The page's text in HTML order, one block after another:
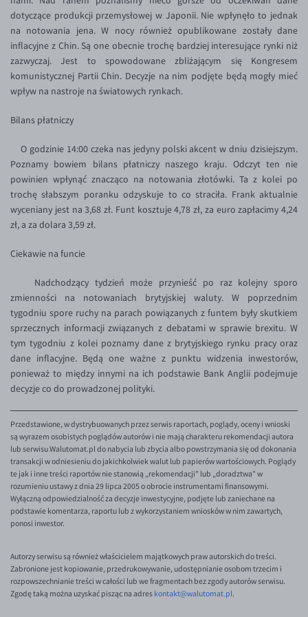
Inne pary walutowe
AUD/PLN
BGN/PLN
CAD/PLN
HKD/PLN
HUF/PLN
ILS/PLN
JPY/PLN
NZD/PLN
SGD/PLN
TRY/PLN
EUR/USD
EUR/GBP
EUR/CHF
EUR/CZK
EUR/DKK
EUR/NOK
EUR/SEK
EUR/AUD
EUR/BGN
EUR/CNY
EUR/HKD
EUR/HUF
Aplikacja mobilna
Bezpieczeństwo
Pomoc
Pomoc
Konto i opłaty
Wymiana walut
Banki i przelewy
Przelewy zagraniczne
Słowniczek
KONTAKT
Kontakt
Dla mediów
PL
dotyczące produkcji przemysłowej w Japonii. Nie wpłynęło to jednak
na notowania jena. W nocy również opublikowane zostały dane
inflacyjne z Chin. Są one obecnie trochę bardziej interesujące rynki niż
zazwyczaj. Jest to spowodowane zbliżającym się Kongresem
komunistycznej Partii Chin. Decyzje na nim podjęte będą mogły mieć
wpływ na nastroje na światowych rynkach.
Bilans płatniczy
O godzinie 14:00 czeka nas jedyny polski akcent w dniu dzisiejszym.
Poznamy bowiem bilans płatniczy naszego kraju. Odczyt ten nie
powinien wpłynąć znacząco na notowania złotówki. Ta z kolei po
trochę słabszym poranku odzyskuje to co straciła. Frank aktualnie
wyceniany jest na 3,68 zł. Funt kosztuje 4,78 zł, za euro zapłacimy 4,24
zł, a za dolara 3,59 zł.
Ciekawie na funcie
Nadchodzący tydzień może przynieść po raz kolejny sporo
zmienności na notowaniach brytyjskiej waluty. W poprzednim
tygodniu spore ruchy na parach powiązanych z funtem były skutkiem
sprzecznych informacji związanych z debatami w sprawie brexitu. W
tym tygodniu z kolei poznamy dane z brytyjskiego rynku pracy oraz
dane inflacyjne. Będą one ważne z punktu widzenia inwestorów,
ponieważ to między innymi na ich podstawie Bank Anglii podejmuje
decyzje co do prowadzonej polityki.
Przedstawione, w dystrybuowanych przez serwis raportach, poglądy, oceny i wnioski
są wyrazem osobistych poglądów autorów i nie mają charakteru rekomendacji autora
lub serwisu Walutomat.pl do nabycia lub zbycia albo powstrzymania się od dokonania
transakcji w odniesieniu do jakichkolwiek walut lub papierów wartościowych. Poglądy
te jak i inne treści raportów nie stanowią „rekomendacji" lub „doradztwa" w
rozumieniu ustawy z dnia 29 lipca 2005 o obrocie instrumentami finansowymi.
Wyłączną odpowiedzialność za decyzje inwestycyjne, podjęte lub zaniechane na
podstawie komentarza, raportu lub z wykorzystaniem wniosków w nim zawartych,
ponosi inwestor.
Autorzy serwisu są również właścicielem majątkowych praw autorskich do treści.
Zabronione jest kopiowanie, przedrukowywanie, udostępnianie osobom trzecim i
rozpowszechnianie treści w całości lub we fragmentach bez zgody autorów serwisu.
Zgodę taką można uzyskać pisząc na adres kontakt@walutomat.pl.